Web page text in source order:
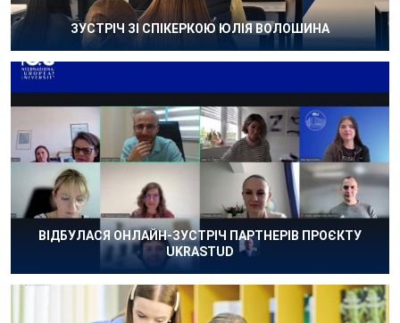
ЗУСТРІЧ ЗІ СПІКЕРКОЮ ЮЛІЯ ВОЛОШИНА
ВІДБУЛАСЯ ОНЛАЙН-ЗУСТРІЧ ПАРТНЕРІВ ПРОЄКТУ
UKRASTUD